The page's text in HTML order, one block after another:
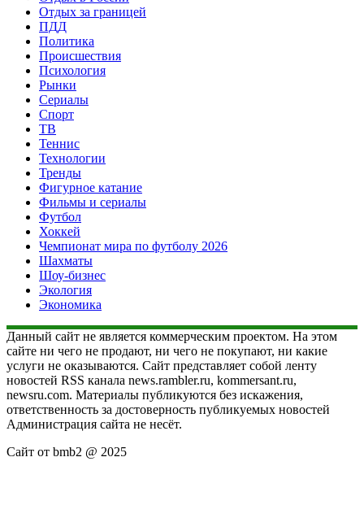
Отдых за границей
ПДД
Политика
Происшествия
Психология
Рынки
Сериалы
Спорт
ТВ
Теннис
Технологии
Тренды
Фигурное катание
Фильмы и сериалы
Футбол
Хоккей
Чемпионат мира по футболу 2026
Шахматы
Шоу-бизнес
Экология
Экономика
Данный сайт не является коммерческим проектом. На этом
сайте ни чего не продают, ни чего не покупают, ни какие
услуги не оказываются. Сайт представляет собой ленту
новостей RSS канала news.rambler.ru, kommersant.ru,
newsru.com. Материалы публикуются без искажения,
ответственность за достоверность публикуемых новостей
Администрация сайта не несёт.
Сайт от bmb2 @ 2025